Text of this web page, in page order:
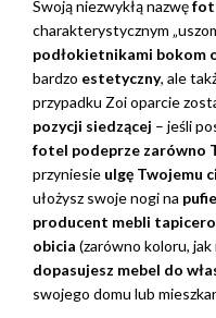
Swoją niezwykłą nazwę
charakterystycznym
podłokietnikami bokom
bardzo estetyczny, ale
przypadku Zoi oparcie
pozycji siedzącej – jeśli
fotel podeprze zarówno
przyniesie ulgę Twojemu
ułożysz swoje nogi na
producent mebli
obicia (zarówno koloru,
dopasujesz mebel do
swojego domu lub